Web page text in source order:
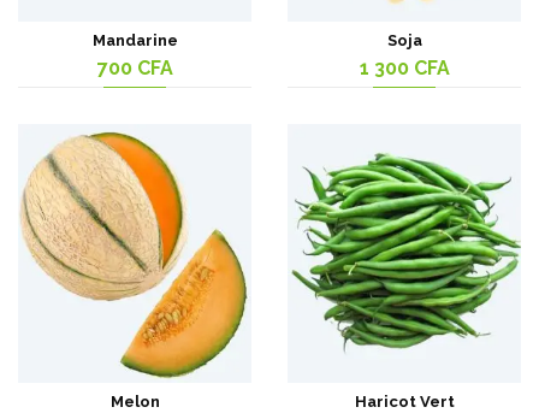
Mandarine
700 CFA
Soja
1 300 CFA
Melon Haricot Vert